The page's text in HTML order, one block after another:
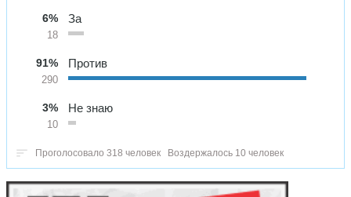
6%
18
За
91%
290
Против
3%
10
Не знаю
Проголосовало 318 человек Воздержалось 10 человек